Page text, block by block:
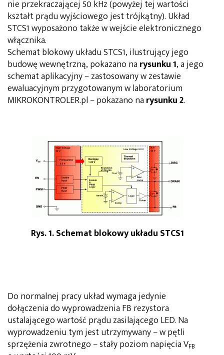
nie przekraczającej 50 kHz (powyżej tej wartości
kształt prądu wyjściowego jest trójkątny). Układ
STCS1 wyposażono także w wejście elektronicznego
włącznika.
Schemat blokowy układu STCS1, ilustrujący jego
budowę wewnętrzną, pokazano na rysunku 1, a jego
schemat aplikacyjny – zastosowany w zestawie
ewaluacyjnym przygotowanym w laboratorium
MIKROKONTROLER.pl – pokazano na rysunku 2.
Rys. 1. Schemat blokowy układu STCS1
Do normalnej pracy układ wymaga jedynie
dołączenia do wyprowadzenia FB rezystora
ustalającego wartość prądu zasilającego LED. Na
wyprowadzeniu tym jest utrzymywany – w pętli
sprzężenia zwrotnego – stały poziom napięcia VFB